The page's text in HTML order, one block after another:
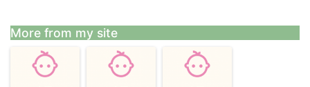
More from my site